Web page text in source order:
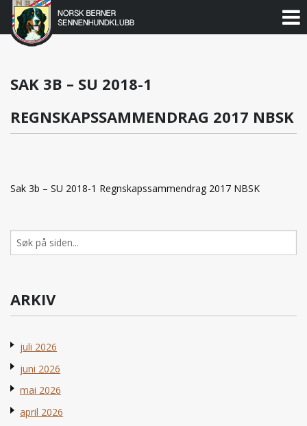
Gå
Norsk
Berner
Sennenhundklubb
SAK 3B – SU 2018-1
REGNSKAPSSAMMENDRAG 2017 NBSK
Sak 3b – SU 2018-1 Regnskapssammendrag 2017 NBSK
Søk
etter:
ARKIV
juli 2026
juni 2026
mai 2026
april 2026